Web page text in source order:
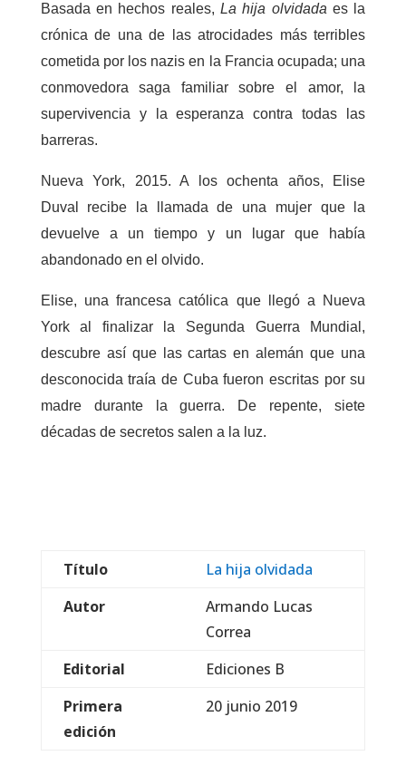
Basada en hechos reales, La hija olvidada es la
crónica de una de las atrocidades más terribles
cometida por los nazis en la Francia ocupada; una
conmovedora saga familiar sobre el amor, la
supervivencia y la esperanza contra todas las
barreras.
Nueva York, 2015. A los ochenta años, Elise
Duval recibe la llamada de una mujer que la
devuelve a un tiempo y un lugar que había
abandonado en el olvido.
Elise, una francesa católica que llegó a Nueva
York al finalizar la Segunda Guerra Mundial,
descubre así que las cartas en alemán que una
desconocida traía de Cuba fueron escritas por su
madre durante la guerra. De repente, siete
décadas de secretos salen a la luz.
Título
La hija olvidada
Autor
Armando Lucas
Correa
Editorial
Ediciones B
Primera
edición
20 junio 2019